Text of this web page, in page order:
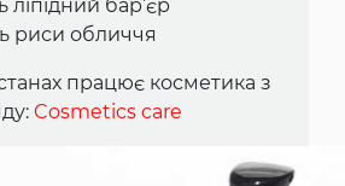
ліпідний бар’єр
риси обличчя
працює косметика з
Cosmetics care